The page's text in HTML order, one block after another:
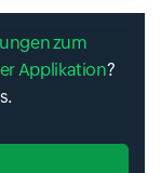
zum
Applikation?